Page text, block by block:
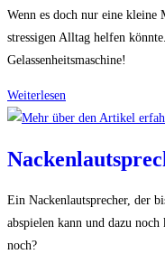
Wenn es doch nur eine kleine
stressigen Alltag helfen
Gelassenheitsmaschine!
Weiterlesen
Ein Nackenlautsprecher, der
abspielen kann und dazu
noch?